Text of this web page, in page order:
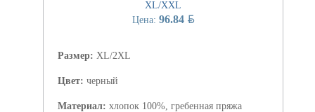
XL/XXL
Цена: 96.84 BYN
Размер: XL/2XL
Цвет: черный
Материал: хлопок 100%, гребенная пряжа